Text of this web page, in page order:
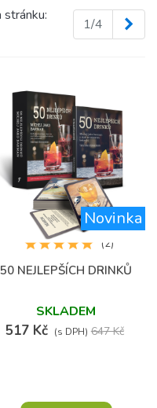
1/4
Novinka
50 NEJLEPŠÍCH DRINKŮ
SKLADEM
517 Kč (s DPH) 647 Kč
(2)